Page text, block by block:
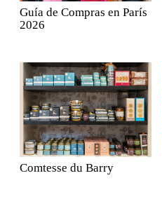
Guía de Compras en París
2026
Comtesse du Barry